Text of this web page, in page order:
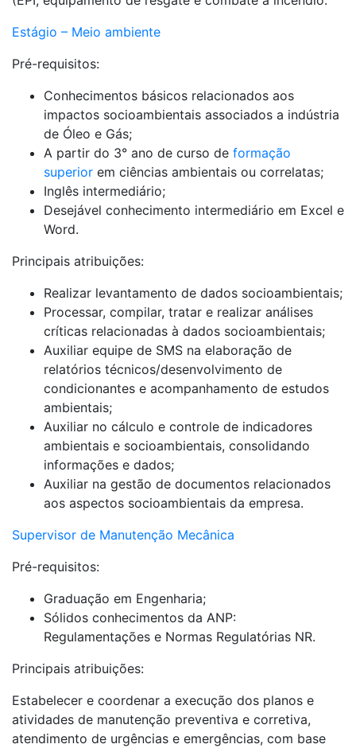
Estágio – Meio ambiente
Pré-requisitos:
Conhecimentos básicos relacionados aos
impactos socioambientais associados a indústria
de Óleo e Gás;
A partir do 3° ano de curso de formação
superior em ciências ambientais ou correlatas;
Inglês intermediário;
Desejável conhecimento intermediário em Excel e
Word.
Principais atribuições:
Realizar levantamento de dados socioambientais;
Processar, compilar, tratar e realizar análises
críticas relacionadas à dados socioambientais;
Auxiliar equipe de SMS na elaboração de
relatórios técnicos/desenvolvimento de
condicionantes e acompanhamento de estudos
ambientais;
Auxiliar no cálculo e controle de indicadores
ambientais e socioambientais, consolidando
informações e dados;
Auxiliar na gestão de documentos relacionados
aos aspectos socioambientais da empresa.
Supervisor de Manutenção Mecânica
Pré-requisitos:
Graduação em Engenharia;
Sólidos conhecimentos da ANP:
Regulamentações e Normas Regulatórias NR.
Principais atribuições:
Estabelecer e coordenar a execução dos planos e
atividades de manutenção preventiva e corretiva,
atendimento de urgências e emergências, com base